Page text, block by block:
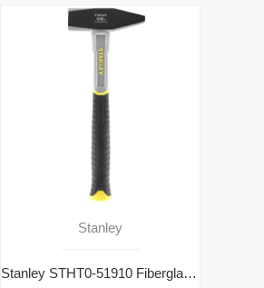
Stanley
Stanley STHT0-51910 Fiberglass Saplı Çekiç 1000 Gram